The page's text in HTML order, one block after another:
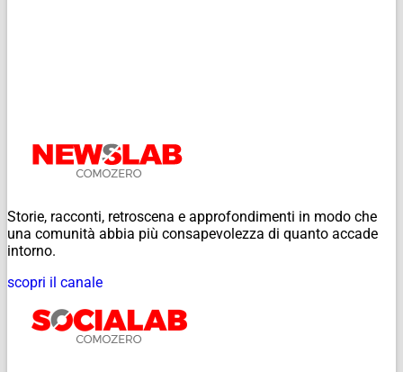
Storie, racconti, retroscena e approfondimenti in modo che
una comunità abbia più consapevolezza di quanto accade
intorno.
scopri il canale